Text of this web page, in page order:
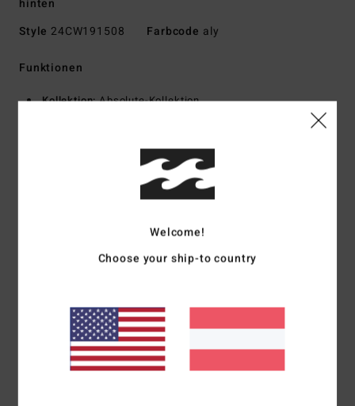
hinten
Style 24CW191508 Farbcode aly
Funktionen
Kollektion:Absolute-Kollektion
UPCYCLER Pro Polychloropren-Stretch-Außenstoff
Graphene kombiniert mit recyceltem
Silikon-Stretch-Innenstoff
Nachhaltig gewonnene
Hergestellt aus 85 % Naturkautschuk und 15 %
synthetischen Zusätzen aus upgecyceltem BolderBlack und
Schnitt:Langärmlige Jacke
Stehkragen
Ärmel:Lange Ärmel
Welcome!
Choose your ship-to country